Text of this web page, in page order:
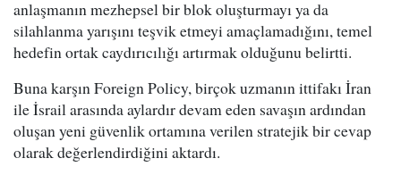
anlaşmanın mezhepsel bir blok oluşturmayı ya da
silahlanma yarışını teşvik etmeyi amaçlamadığını, temel
hedefin ortak caydırıcılığı artırmak olduğunu belirtti.
Buna karşın Foreign Policy, birçok uzmanın ittifakı İran
ile İsrail arasında aylardır devam eden savaşın ardından
oluşan yeni güvenlik ortamına verilen stratejik bir cevap
olarak değerlendirdiğini aktardı.